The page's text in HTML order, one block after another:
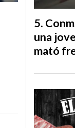
una
mató